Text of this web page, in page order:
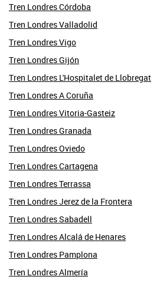
Tren Londres Córdoba
Tren Londres Valladolid
Tren Londres Vigo
Tren Londres Gijón
Tren Londres L'Hospitalet de Llobregat
Tren Londres A Coruña
Tren Londres Vitoria-Gasteiz
Tren Londres Granada
Tren Londres Oviedo
Tren Londres Cartagena
Tren Londres Terrassa
Tren Londres Jerez de la Frontera
Tren Londres Sabadell
Tren Londres Alcalá de Henares
Tren Londres Pamplona
Tren Londres Almería